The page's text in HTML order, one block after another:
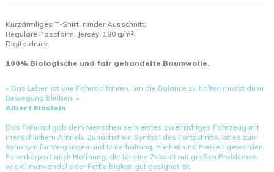
Kurzärmliges T-Shirt, runder Ausschnitt.
Reguläre Passform. Jersey. 180 g/m².
Digitaldruck.
100% Biologische und fair gehandelte Baumwolle.
« Das Leben ist wie Fahrrad fahren, um die Balance zu halten musst du in
Bewegung bleiben. »
Albert Einstein
Das Fahrrad gab dem Menschen sein erstes zweirädriges Fahrzeug mit
menschlichem Antrieb. Zunächst ein Symbol des Fortschritts, ist es zum
Synonym für Vergnügen und Unterhaltung, Freiheit und Freizeit geworden.
Es verkörpert auch Hoffnung, die für eine Zukunft mit großen Problemen
wie Klimawandel oder Fettleibigkeit gut geeignet ist.